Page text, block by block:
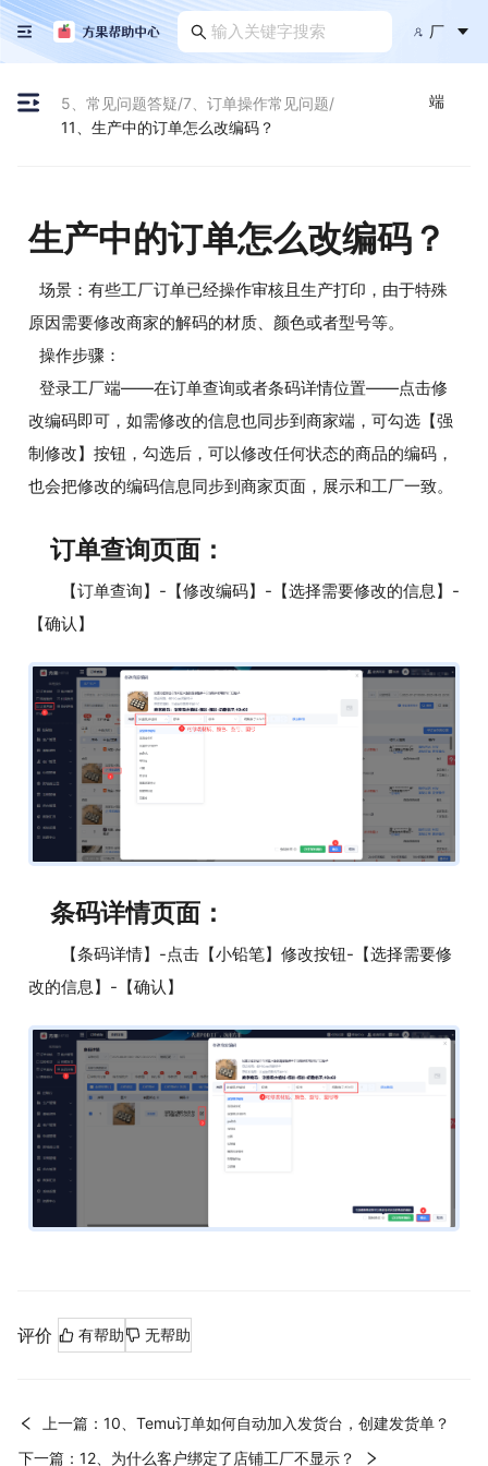
厂
端
5、常见问题答疑/7、订单操作常见问题/
11、生产中的订单怎么改编码？
生产中的订单怎么改编码？
场景：有些工厂订单已经操作审核且生产打印，由于特殊
原因需要修改商家的解码的材质、颜色或者型号等。
操作步骤：
登录工厂端——在订单查询或者条码详情位置——点击修
改编码即可，如需修改的信息也同步到商家端，可勾选【强
制修改】按钮，勾选后，可以修改任何状态的商品的编码，
也会把修改的编码信息同步到商家页面，展示和工厂一致。
订单查询页面：
【订单查询】-【修改编码】-【选择需要修改的信息】-
【确认】
条码详情页面：
【条码详情】-点击【小铅笔】修改按钮-【选择需要修
改的信息】-【确认】
评价 有帮助 无帮助
上一篇：10、Temu订单如何自动加入发货台，创建发货单？
下一篇：12、为什么客户绑定了店铺工厂不显示？